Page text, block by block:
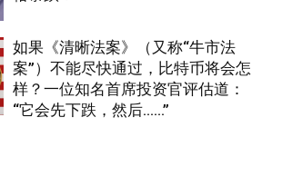
如果《清晰法案》（又称“牛市法
案”）不能尽快通过，比特币将会怎
样？一位知名首席投资官评估道：
“它会先下跌，然后……”